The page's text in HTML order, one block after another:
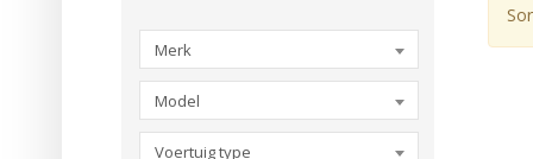
Merk
Model
Voertuig type